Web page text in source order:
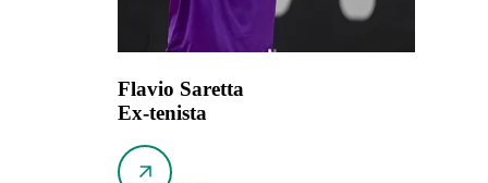
Flavio Saretta
Ex-tenista